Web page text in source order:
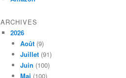
ARCHIVES
2026
Août (9)
Juillet (91)
Juin (100)
Mai (100)